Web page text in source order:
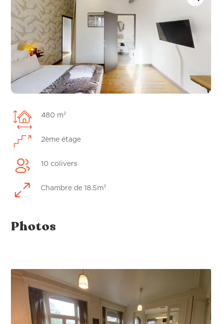
480 m²
2ème étage
10 colivers
0 Chambre de 18.5m²
Photos